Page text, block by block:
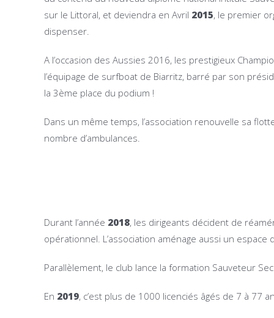
sur le Littoral, et deviendra en Avril 2015, le premier
dispenser.
A l’occasion des Aussies 2016, les prestigieux
l’équipage de surfboat de Biarritz, barré par son
la 3ème place du podium !
Dans un même temps, l’association renouvelle sa
nombre d’ambulances.
Durant l’année 2018, les dirigeants décident de
opérationnel. L’association aménage aussi un
Parallèlement, le club lance la formation Sauveteur
En 2019, c’est plus de 1000 licenciés âgés de 7 à